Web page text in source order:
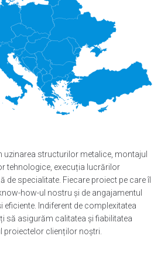
uzinarea structurilor metalice, montajul
tehnologice, execuția lucrărilor
de specialitate. Fiecare proiect pe care îl
how-ul nostru și de angajamentul
eficiente. Indiferent de complexitatea
să asigurăm calitatea și fiabilitatea
proiectelor clienților noștri.